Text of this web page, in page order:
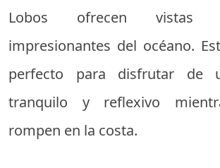
Lobos ofrecen vistas
impresionantes del océano.
perfecto para disfrutar de
tranquilo y reflexivo
rompen en la costa.